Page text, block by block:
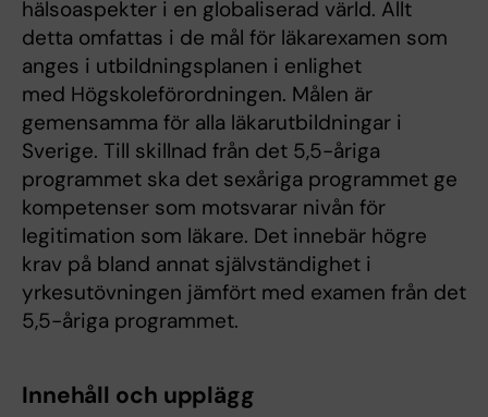
hälsoaspekter i en globaliserad värld. Allt
detta omfattas i de mål för läkarexamen som
anges i utbildningsplanen i enlighet
med Högskoleförordningen. Målen är
gemensamma för alla läkarutbildningar i
Sverige. Till skillnad från det 5,5-åriga
programmet ska det sexåriga programmet ge
kompetenser som motsvarar nivån för
legitimation som läkare. Det innebär högre
krav på bland annat självständighet i
yrkesutövningen jämfört med examen från det
5,5-åriga programmet.
Innehåll och upplägg